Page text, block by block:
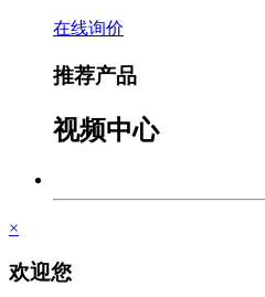
在线询价
推荐产品
视频中心
×
欢迎您